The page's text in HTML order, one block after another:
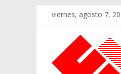
Saltarviernes, agosto 7,